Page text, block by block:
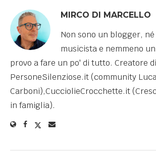
MIRCO DI MARCELLO
Non sono un blogger,
musicista e nemmeno
provo a fare un po' di tutto. Creatore di
PersoneSilenziose.it (community
Carboni),CucciolieCrocchette.it
in famiglia).